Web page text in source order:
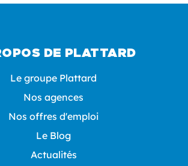
DE PLATTARD
Le groupe Plattard
Nos agences
Nos offres d'emploi
Le Blog
Actualités